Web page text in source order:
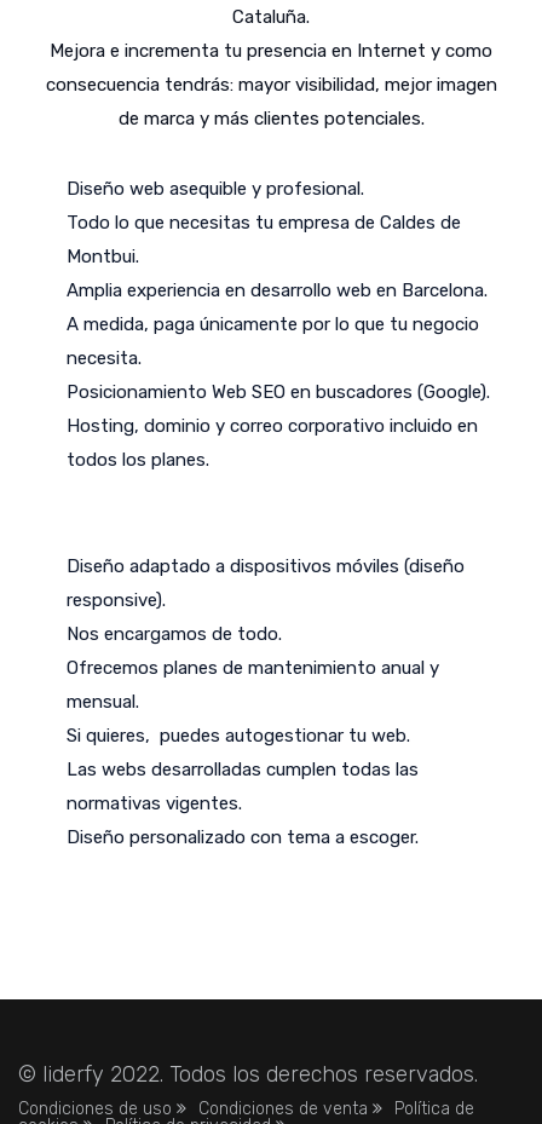
Cataluña.
Mejora e incrementa tu presencia en Internet y como
consecuencia tendrás: mayor visibilidad, mejor imagen
de marca y más clientes potenciales.
Diseño web asequible y profesional.
Todo lo que necesitas tu empresa de Caldes de
Montbui.
Amplia experiencia en desarrollo web en Barcelona.
A medida, paga únicamente por lo que tu negocio
necesita.
Posicionamiento Web SEO en buscadores (Google).
Hosting, dominio y correo corporativo incluido en
todos los planes.
Diseño adaptado a dispositivos móviles (diseño
responsive).
Nos encargamos de todo.
Ofrecemos planes de mantenimiento anual y
mensual.
Si quieres, puedes autogestionar tu web.
Las webs desarrolladas cumplen todas las
normativas vigentes.
Diseño personalizado con tema a escoger.
© liderfy 2022. Todos los derechos reservados.
Condiciones de uso Condiciones de venta
Política de